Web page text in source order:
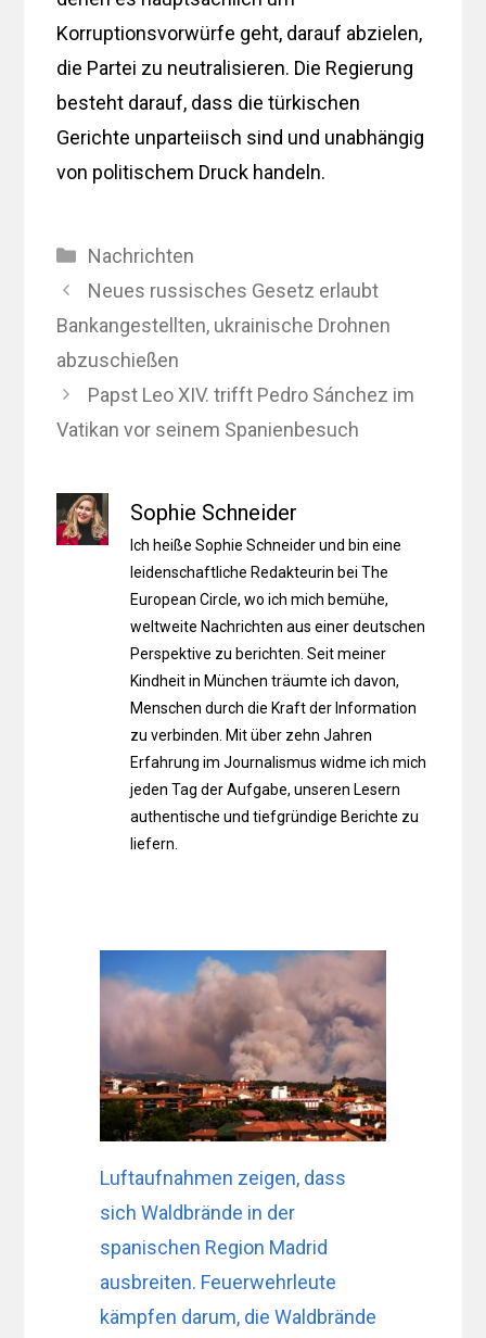
Korruptionsvorwürfe geht, darauf abzielen,
die Partei zu neutralisieren. Die Regierung
besteht darauf, dass die türkischen
Gerichte unparteiisch sind und unabhängig
von politischem Druck handeln.
Kategorien
Nachrichten
Neues russisches Gesetz erlaubt
Bankangestellten, ukrainische Drohnen
abzuschießen
Papst Leo XIV. trifft Pedro Sánchez im
Vatikan vor seinem Spanienbesuch
Sophie Schneider
Ich heiße Sophie Schneider und bin eine
leidenschaftliche Redakteurin bei The
European Circle, wo ich mich bemühe,
weltweite Nachrichten aus einer deutschen
Perspektive zu berichten. Seit meiner
Kindheit in München träumte ich davon,
Menschen durch die Kraft der Information
zu verbinden. Mit über zehn Jahren
Erfahrung im Journalismus widme ich mich
jeden Tag der Aufgabe, unseren Lesern
authentische und tiefgründige Berichte zu
liefern.
Luftaufnahmen zeigen, dass
sich Waldbrände in der
spanischen Region Madrid
ausbreiten. Feuerwehrleute
kämpfen darum, die Waldbrände